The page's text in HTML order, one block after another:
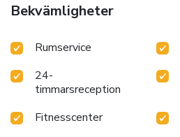
Bekvämligheter
Rumservice
24-
timmarsreception
Fitnesscenter